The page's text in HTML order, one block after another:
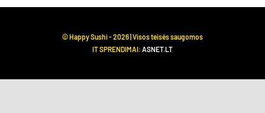
© Happy Sushi -2026 | Visos teisės saugomos
IT SPRENDIMAI: ASNET.LT